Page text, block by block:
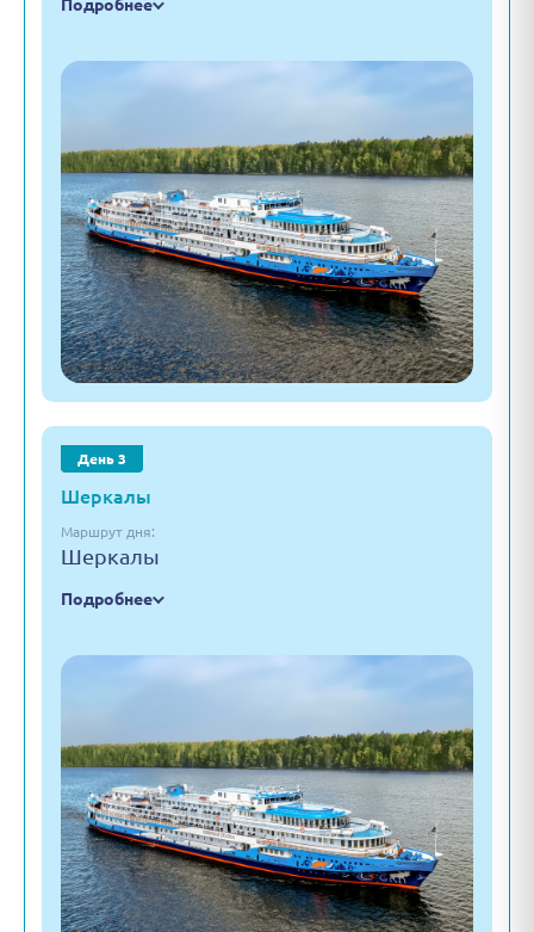
Подробнее
День 3
Шеркалы
Маршрут дня:
Шеркалы
Подробнее